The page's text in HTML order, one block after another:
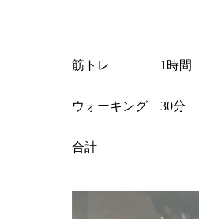
筋トレ 1 時
ウォーキング 30分
合計